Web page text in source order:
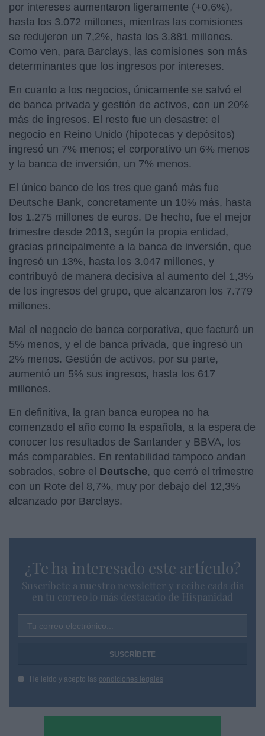
por intereses aumentaron ligeramente (+0,6%),
hasta los 3.072 millones, mientras las comisiones
se redujeron un 7,2%, hasta los 3.881 millones.
Como ven, para Barclays, las comisiones son más
determinantes que los ingresos por intereses.
En cuanto a los negocios, únicamente se salvó el
de banca privada y gestión de activos, con un 20%
más de ingresos. El resto fue un desastre: el
negocio en Reino Unido (hipotecas y depósitos)
ingresó un 7% menos; el corporativo un 6% menos
y la banca de inversión, un 7% menos.
El único banco de los tres que ganó más fue
Deutsche Bank, concretamente un 10% más, hasta
los 1.275 millones de euros. De hecho, fue el mejor
trimestre desde 2013, según la propia entidad,
gracias principalmente a la banca de inversión, que
ingresó un 13%, hasta los 3.047 millones, y
contribuyó de manera decisiva al aumento del 1,3%
de los ingresos del grupo, que alcanzaron los 7.779
millones.
Mal el negocio de banca corporativa, que facturó un
5% menos, y el de banca privada, que ingresó un
2% menos. Gestión de activos, por su parte,
aumentó un 5% sus ingresos, hasta los 617
millones.
En definitiva, la gran banca europea no ha
comenzado el año como la española, a la espera de
conocer los resultados de Santander y BBVA, los
más comparables. En rentabilidad tampoco andan
sobrados, sobre el Deutsche, que cerró el trimestre
con un Rote del 8,7%, muy por debajo del 12,3%
alcanzado por Barclays.
¿Te ha interesado este artículo?
Suscríbete a nuestro newsletter y recibe cada dia
en tu correo lo más destacado de Hispanidad
Tu correo electrónico...
He leído y acepto las condiciones legales